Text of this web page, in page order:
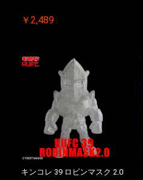
￥2,489
キンコレ 39 ロビンマスク 2.0